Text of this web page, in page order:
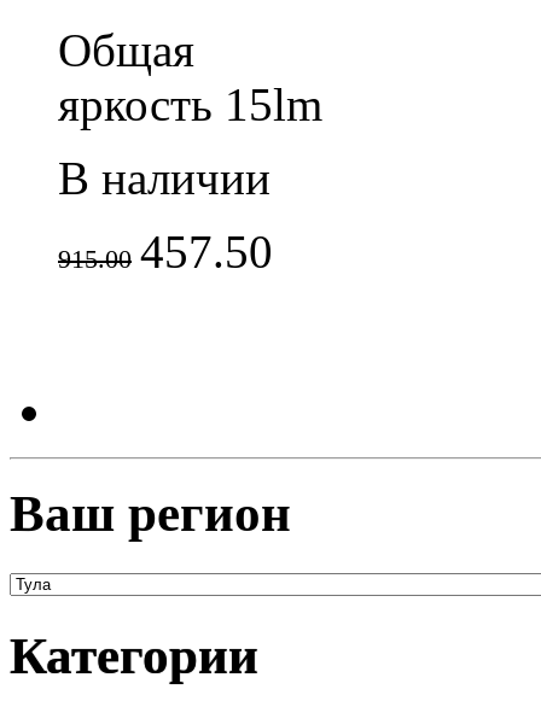
Общая
яркость 15lm
В наличии
915.00 457.50
Ваш регион
Категории